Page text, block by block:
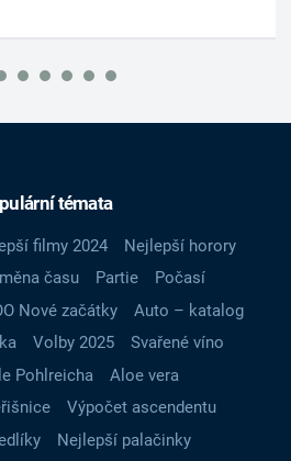
témata
filmy 2024
Nejlepší horory
času Partie
Počasí
Nové začátky
Auto – katalog
Volby 2025
Svařené víno
Pohlreicha
Aloe vera
Výpočet ascendentu
Nejlepší palačinky